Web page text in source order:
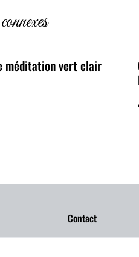
méditation vert clair
Contact